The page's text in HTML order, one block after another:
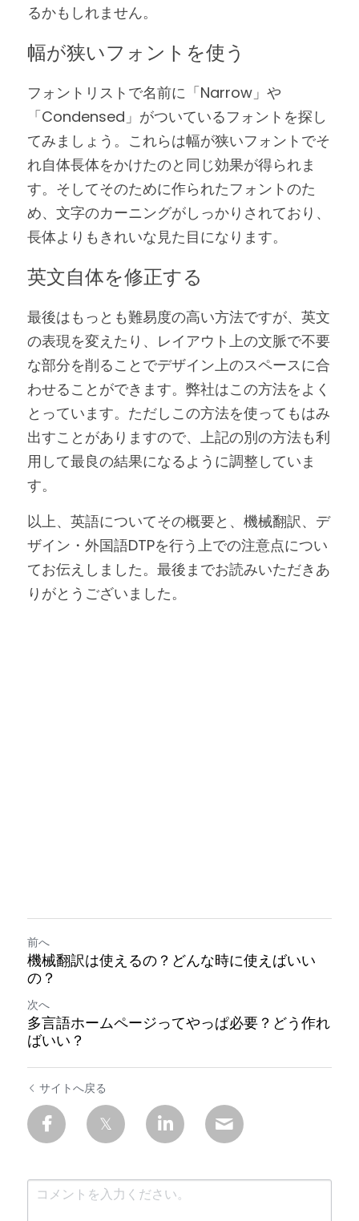
るかもしれません。
幅が狭いフォントを使う
フォントリストで名前に「Narrow」や
「Condensed」がついているフォントを探し
てみましょう。これらは幅が狭いフォントでそ
れ自体長体をかけたのと同じ効果が得られま
す。そしてそのために作られたフォントのた
め、文字のカーニングがしっかりされており、
長体よりもきれいな見た目になります。
英文自体を修正する
最後はもっとも難易度の高い方法ですが、英文
の表現を変えたり、レイアウト上の文脈で不要
な部分を削ることでデザイン上のスペースに合
わせることができます。弊社はこの方法をよく
とっています。ただしこの方法を使ってもはみ
出すことがありますので、上記の別の方法も利
用して最良の結果になるように調整していま
す。
以上、英語についてその概要と、機械翻訳、デ
ザイン・外国語DTPを行う上での注意点につい
てお伝えしました。最後までお読みいただきあ
りがとうございました。
前へ
機械翻訳は使えるの？どんな時に使えばいい
の？
次へ
多言語ホームページってやっぱ必要？どう作れ
ばいい？
サイトへ戻る